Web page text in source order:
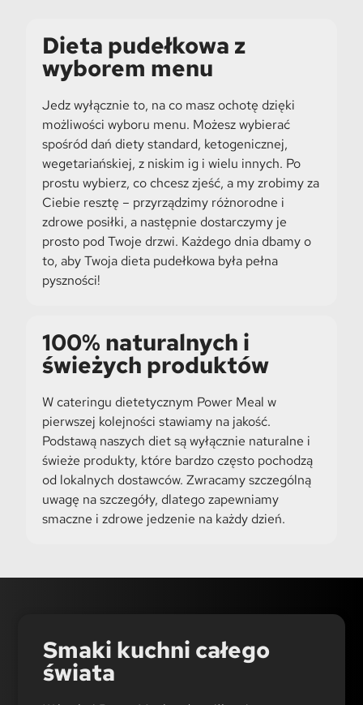
Dieta pudełkowa z
wyborem menu
Jedz wyłącznie to, na co masz ochotę dzięki
możliwości wyboru menu. Możesz wybierać
spośród dań diety standard, ketogenicznej,
wegetariańskiej, z niskim ig i wielu innych. Po
prostu wybierz, co chcesz zjeść, a my zrobimy za
Ciebie resztę – przyrządzimy różnorodne i
zdrowe posiłki, a następnie dostarczymy je
prosto pod Twoje drzwi. Każdego dnia dbamy o
to, aby Twoja dieta pudełkowa była pełna
pyszności!
100% naturalnych i
świeżych produktów
W cateringu dietetycznym Power Meal w
pierwszej kolejności stawiamy na jakość.
Podstawą naszych diet są wyłącznie naturalne i
świeże produkty, które bardzo często pochodzą
od lokalnych dostawców. Zwracamy szczególną
uwagę na szczegóły, dlatego zapewniamy
smaczne i zdrowe jedzenie na każdy dzień.
Smaki kuchni całego
świata